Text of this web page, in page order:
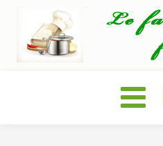
Basculer
la
navigation